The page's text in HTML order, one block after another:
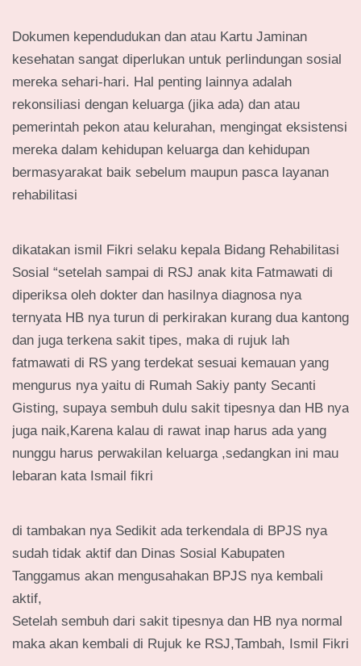
Dokumen kependudukan dan atau Kartu Jaminan
kesehatan sangat diperlukan untuk perlindungan sosial
mereka sehari-hari. Hal penting lainnya adalah
rekonsiliasi dengan keluarga (jika ada) dan atau
pemerintah pekon atau kelurahan, mengingat eksistensi
mereka dalam kehidupan keluarga dan kehidupan
bermasyarakat baik sebelum maupun pasca layanan
rehabilitasi
dikatakan ismil Fikri selaku kepala Bidang Rehabilitasi
Sosial “setelah sampai di RSJ anak kita Fatmawati di
diperiksa oleh dokter dan hasilnya diagnosa nya
ternyata HB nya turun di perkirakan kurang dua kantong
dan juga terkena sakit tipes, maka di rujuk lah
fatmawati di RS yang terdekat sesuai kemauan yang
mengurus nya yaitu di Rumah Sakiy panty Secanti
Gisting, supaya sembuh dulu sakit tipesnya dan HB nya
juga naik,Karena kalau di rawat inap harus ada yang
nunggu harus perwakilan keluarga ,sedangkan ini mau
lebaran kata Ismail fikri
di tambakan nya Sedikit ada terkendala di BPJS nya
sudah tidak aktif dan Dinas Sosial Kabupaten
Tanggamus akan mengusahakan BPJS nya kembali
aktif,
Setelah sembuh dari sakit tipesnya dan HB nya normal
maka akan kembali di Rujuk ke RSJ,Tambah, Ismil Fikri